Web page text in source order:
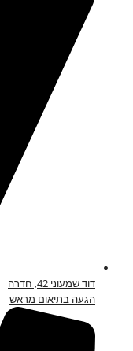
דוד שמעוני 42, חדרה
הגעה בתיאום מראש